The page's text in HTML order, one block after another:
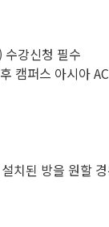
강신청 필수
캠퍼스 아시아
치된 방을 원할